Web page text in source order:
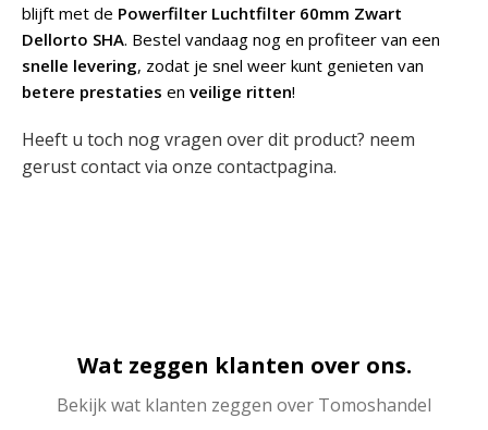
blijft met de Powerfilter Luchtfilter 60mm Zwart
Dellorto SHA. Bestel vandaag nog en profiteer van een
snelle levering, zodat je snel weer kunt genieten van
betere prestaties en veilige ritten!
Heeft u toch nog vragen over dit product? neem
gerust contact via onze contactpagina.
Wat zeggen klanten over ons.
Bekijk wat klanten zeggen over Tomoshandel